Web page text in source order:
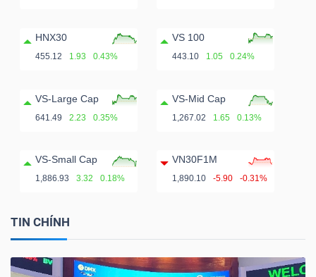
HNX30
455.12 1.93 0.43%
VS 100
443.10 1.05 0.24%
VS-Large Cap
641.49 2.23 0.35%
VS-Mid Cap
1,267.02 1.65 0.13%
VS-Small Cap
1,886.93 3.32 0.18%
VN30F1M
1,890.10 -5.90 -0.31%
TIN CHÍNH